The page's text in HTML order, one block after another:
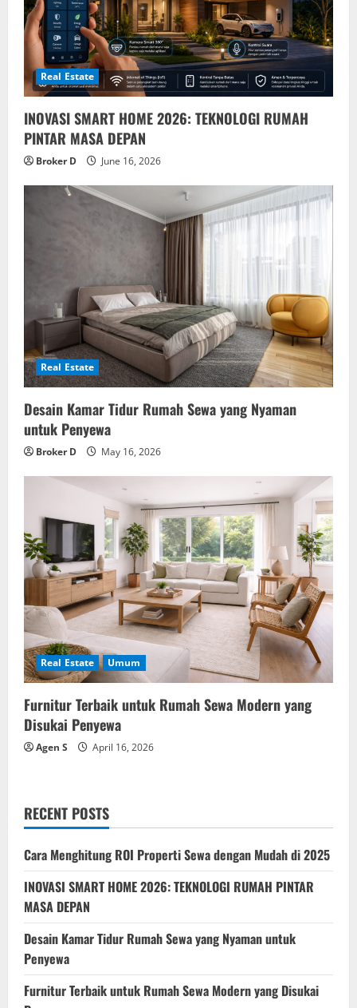
t
i
o
n
Real Estate
INOVASI SMART HOME 2026: TEKNOLOGI RUMAH
PINTAR MASA DEPAN
Broker D June 16, 2026
Real Estate
Desain Kamar Tidur Rumah Sewa yang Nyaman
untuk Penyewa
Broker D May 16, 2026
Real Estate Umum
Furnitur Terbaik untuk Rumah Sewa Modern yang
Disukai Penyewa
Agen S April 16, 2026
RECENT POSTS
Cara Menghitung ROI Properti Sewa dengan Mudah di 2025
INOVASI SMART HOME 2026: TEKNOLOGI RUMAH PINTAR
MASA DEPAN
Desain Kamar Tidur Rumah Sewa yang Nyaman untuk
Penyewa
Furnitur Terbaik untuk Rumah Sewa Modern yang Disukai